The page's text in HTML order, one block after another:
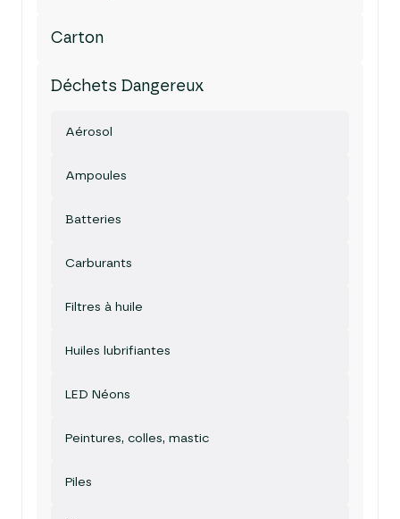
Carton
Déchets Dangereux
Aérosol
Ampoules
Batteries
Carburants
Filtres à huile
Huiles lubrifiantes
LED Néons
Peintures, colles, mastic
Piles